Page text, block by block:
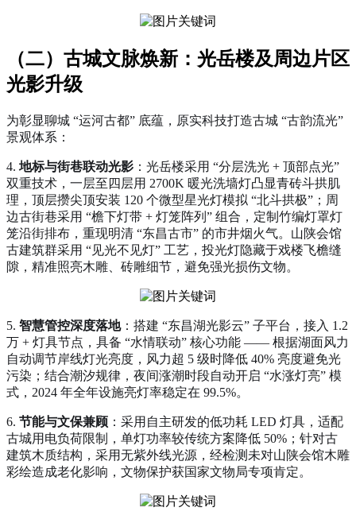
（二）古城文脉焕新：光岳楼及周边片区
光影升级
为彰显聊城 “运河古都” 底蕴，原实科技打造古城 “古韵流光”
景观体系：
4. 地标与街巷联动光影 ：光岳楼采用 “分层洗光 + 顶部点光”
双重技术，一层至四层用 2700K 暖光洗墙灯凸显青砖斗拱肌
理，顶层攒尖顶安装 120 个微型星光灯模拟 “北斗拱极”；周
边古街巷采用 “檐下灯带 + 灯笼阵列” 组合，定制竹编灯罩灯
笼沿街排布，重现明清 “东昌古市” 的市井烟火气。山陕会馆
古建筑群采用 “见光不见灯” 工艺，投光灯隐藏于戏楼飞檐缝
隙，精准照亮木雕、砖雕细节，避免强光损伤文物。
5. 智慧管控深度落地：搭建 “东昌湖光影云” 子平台，接入 1.2
万 + 灯具节点，具备 “水情联动” 核心功能 —— 根据湖面风力
自动调节岸线灯光亮度，风力超 5 级时降低 40% 亮度避免光
污染；结合潮汐规律，夜间涨潮时段自动开启 “水涨灯亮” 模
式，2024 年全年设施亮灯率稳定在 99.5%。
6. 节能与文保兼顾 ：采用自主研发的低功耗 LED 灯具，适配
古城用电负荷限制，单灯功率较传统方案降低 50%；针对古
建筑木质结构，采用无紫外线光源，经检测未对山陕会馆木雕
彩绘造成老化影响，文物保护获国家文物局专项肯定。